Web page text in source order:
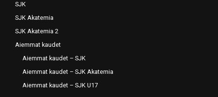
SJK
SJK Akatemia
SJK Akatemia 2
Aiemmat kaudet
Aiemmat kaudet – SJK
Aiemmat kaudet – SJK Akatemia
Aiemmat kaudet – SJK U17